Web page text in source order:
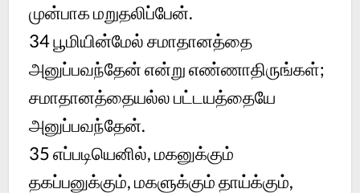
முன்பாக மறுதலிப்பேன்.
34பூமியின்மேல் சமாதானத்தை
அனுப்பவந்தேன் என்று எண்ணாதிருங்கள்;
சமாதானத்தையல்ல பட்டயத்தையே
அனுப்பவந்தேன்.
35எப்படியெனில், மகனுக்கும்
தகப்பனுக்கும், மகளுக்கும் தாய்க்கும்,